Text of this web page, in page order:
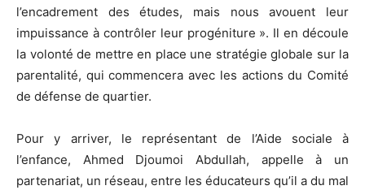
l’encadrement des études, mais nous avouent leur
impuissance à contrôler leur progéniture ». Il en découle
la volonté de mettre en place une stratégie globale sur la
parentalité, qui commencera avec les actions du Comité
de défense de quartier.
Pour y arriver, le représentant de l’Aide sociale à
l’enfance, Ahmed Djoumoi Abdullah, appelle à un
partenariat, un réseau, entre les éducateurs qu’il a du mal